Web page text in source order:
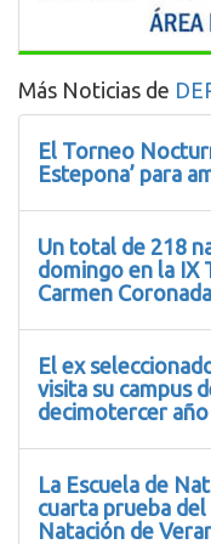
Más Noticias de
El Torneo
Estepona’ para
Un total de 218
domingo en la IX
Carmen
El ex
visita su campus
decimotercer
La Escuela de
cuarta prueba
Natación de